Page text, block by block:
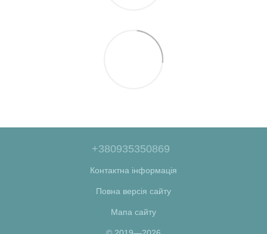
+380935350869
Контактна інформація
Повна версія сайту
Мапа сайту